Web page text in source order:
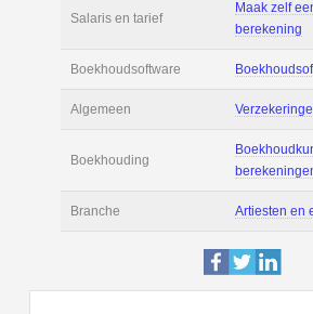
Actie
Boekhoudsoftware